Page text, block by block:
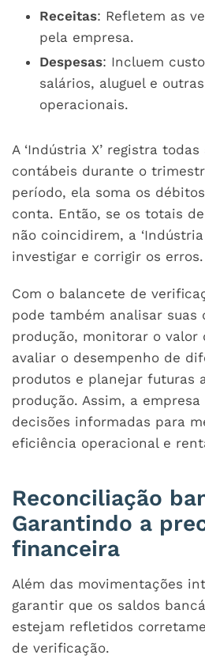
Receitas: Refletem as
pela empresa.
Despesas: Incluem
salários, aluguel e
operacionais.
A ‘Indústria X’ registra
contábeis durante o
período, ela soma os
conta. Então, se os totais
não coincidirem, a ‘Indústria
investigar e corrigir os erros.
Com o balancete de
pode também analisar suas
produção, monitorar o valor
avaliar o desempenho de
produtos e planejar futuras
produção. Assim, a
decisões informadas para
eficiência operacional e
Reconciliação
Garantindo a
financeira
Além das movimentações
garantir que os saldos
estejam refletidos
de verificação.